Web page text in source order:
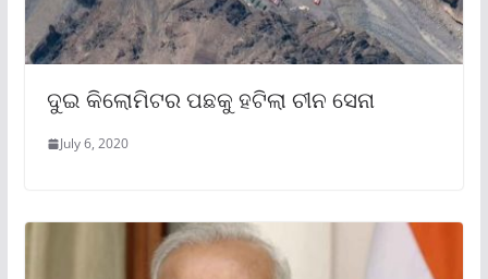
ଦୁଇ କିଲୋମିଟର ପଛକୁ ହଟିଲା ଚୀନ ସେନା
July 6, 2020